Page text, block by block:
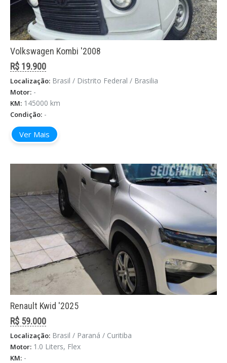
Volkswagen Kombi '2008
R$ 19.900
Localização: Brasil / Distrito Federal / Brasilia
Motor: -
KM: 145000 km
Condição: -
Ver Mais
Renault Kwid '2025
R$ 59.000
Localização: Brasil / Paraná / Curitiba
Motor: 1.0 Liters, Flex
KM: -